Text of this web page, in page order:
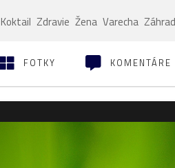
Koktail Zdravie Žena Varecha
FOTKY KOMENTÁRE